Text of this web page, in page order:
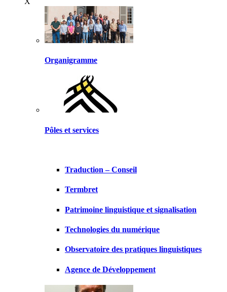
Organigramme
Pôles et services
Traduction – Conseil
Termbret
Patrimoine linguistique et signalisation
Technologies du numérique
Observatoire des pratiques linguistiques
Agence de Développement